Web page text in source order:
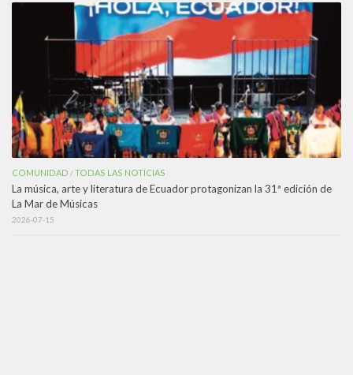
COMUNIDAD /TODAS LAS NOTICIAS
La música, arte y literatura de Ecuador protagonizan la 31ª edición de
La Mar de Músicas
2026-07-15